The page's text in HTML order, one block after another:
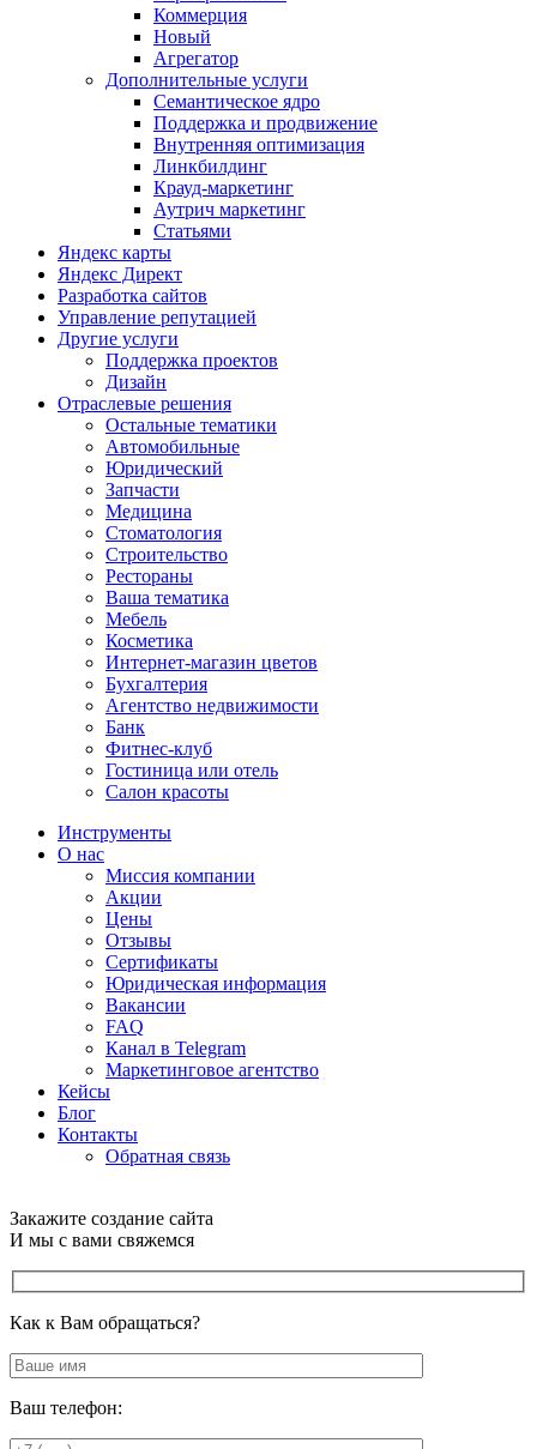
Коммерция
Новый
Агрегатор
Дополнительные услуги
Семантическое ядро
Поддержка и продвижение
Внутренняя оптимизация
Линкбилдинг
Крауд-маркетинг
Аутрич маркетинг
Статьями
Яндекс карты
Яндекс Директ
Разработка сайтов
Управление репутацией
Другие услуги
Поддержка проектов
Дизайн
Отраслевые решения
Остальные тематики
Автомобильные
Юридический
Запчасти
Медицина
Стоматология
Строительство
Рестораны
Ваша тематика
Мебель
Косметика
Интернет-магазин цветов
Бухгалтерия
Агентство недвижимости
Банк
Фитнес-клуб
Гостиница или отель
Салон красоты
Инструменты
О нас
Миссия компании
Акции
Цены
Отзывы
Сертификаты
Юридическая информация
Вакансии
FAQ
Канал в Telegram
Маркетинговое агентство
Кейсы
Блог
Контакты
Обратная связь
Закажите создание сайта
И мы с вами свяжемся
Как к Вам обращаться?
Ваш телефон: